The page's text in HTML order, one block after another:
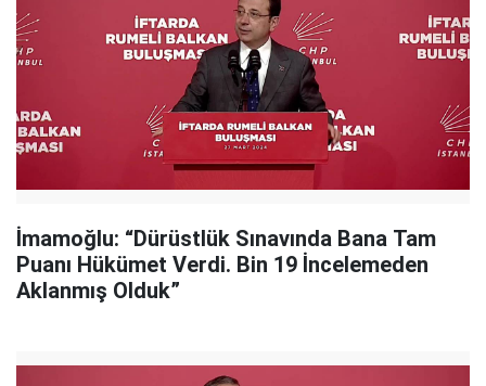
İmamoğlu: “Dürüstlük Sınavında Bana Tam
Puanı Hükümet Verdi. Bin 19 İncelemeden
Aklanmış Olduk”